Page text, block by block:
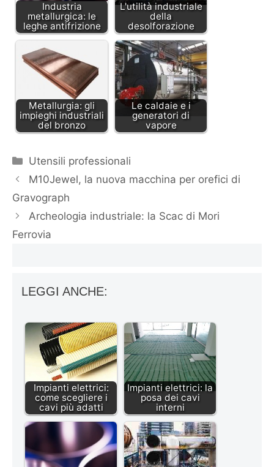
Industria
metallurgica: le
leghe antifrizione
L'utilità industriale
della
desolforazione
Metallurgia: gli
impieghi industriali
del bronzo
Le caldaie e i
generatori di
vapore
Categorie
Utensili professionali
M10Jewel, la nuova macchina per orefici di
Gravograph
Archeologia industriale: la Scac di Mori
Ferrovia
LEGGI ANCHE:
Impianti elettrici:
come scegliere i
cavi più adatti
Impianti elettrici: la
posa dei cavi
interni